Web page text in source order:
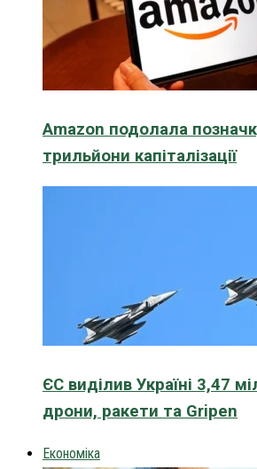
Amazon подолала
трильйони капіталізації
ЄС виділив Україні 3,47
дрони, ракети та Gripen
Економіка